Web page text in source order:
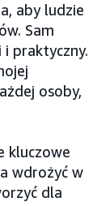
aby ludzie
Sam
praktyczny.
osoby,
kluczowe
wdrożyć w
dla